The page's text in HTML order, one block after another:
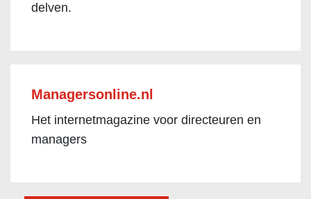
delven.
Managersonline.nl
Het internetmagazine voor directeuren en
managers